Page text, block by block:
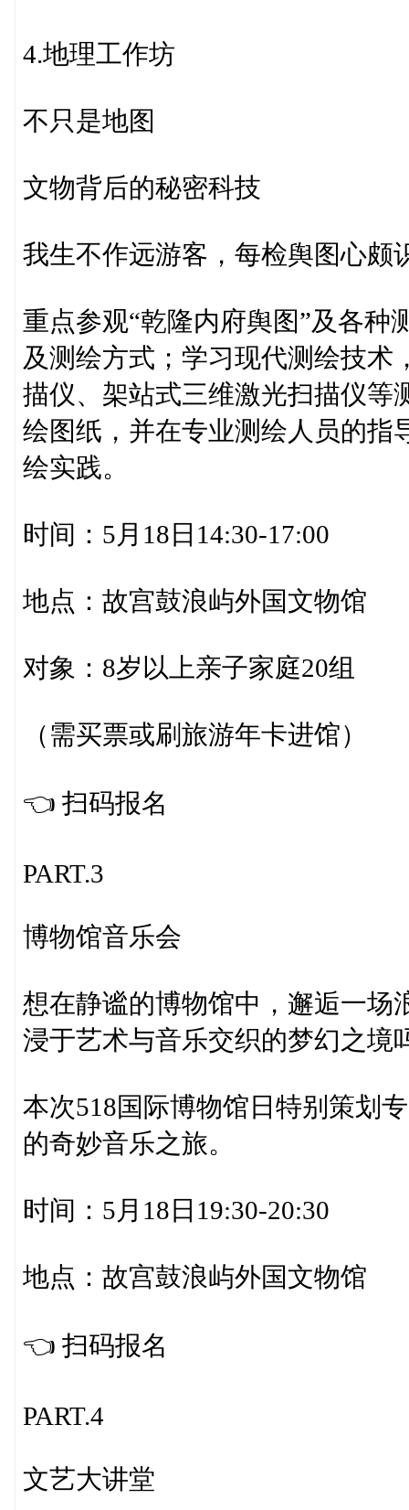
4.地理工作坊
不只是地图
文物背后的秘密科技
我生不作远游客，每检舆图心颇
重点参观“乾隆内府舆图”及各种
及测绘方式；学习现代测绘技术
描仪、架站式三维激光扫描仪等
绘图纸，并在专业测绘人员的指
绘实践。
时间：5月18日14:30-17:00
地点：故宫鼓浪屿外国文物馆
对象：8岁以上亲子家庭20组
（需买票或刷旅游年卡进馆）
👈️ 扫码报名
PART.3
博物馆音乐会
想在静谧的博物馆中，邂逅一场
浸于艺术与音乐交织的梦幻之境
本次518国际博物馆日特别策划
的奇妙音乐之旅。
时间：5月18日19:30-20:30
地点：故宫鼓浪屿外国文物馆
👈️ 扫码报名
PART.4
文艺大讲堂